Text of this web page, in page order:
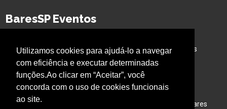
Utilizamos cookies para ajudá-lo a navegar
com eficiência e executar determinadas
funções.Ao clicar em “Aceitar”, você
concorda com o uso de cookies funcionais
ao site.
BaresSP Eventos
Cervejas EspeciaisWorkshops InterativoBuffet para Eventos
Bar Nas AlturasCaminhão para Eventos
Nossos Projetos
Experiência Gastronômica Ativação em Bares